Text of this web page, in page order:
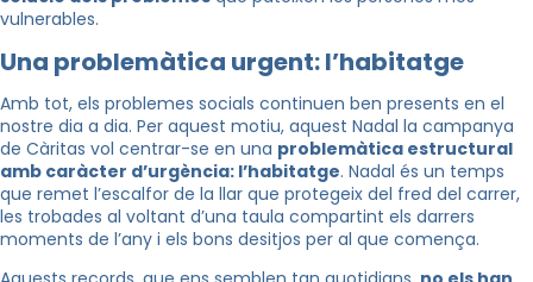
vulnerables.
Una problemàtica urgent: l’habitatge
Amb tot, els problemes socials continuen ben presents en el
nostre dia a dia. Per aquest motiu, aquest Nadal la campanya
de Càritas vol centrar-se en una problemàtica estructural
amb caràcter d’urgència: l’habitatge. Nadal és un temps
que remet l’escalfor de la llar que protegeix del fred del carrer,
les trobades al voltant d’una taula compartint els darrers
moments de l’any i els bons desitjos per al que comença.